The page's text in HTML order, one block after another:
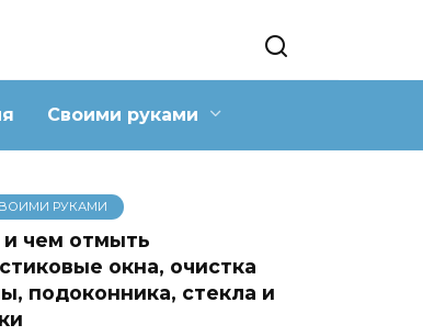
Своими руками
РУКАМИ
и чем отмыть
окна, очистка
подоконника, стекла и